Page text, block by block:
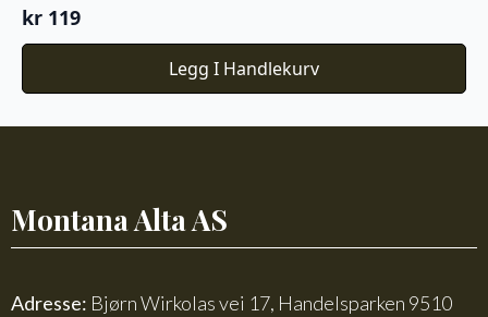
kr 119
Legg I Handlekurv
Montana Alta AS
Adresse: Bjørn Wirkolas vei 17, Handelsparken 9510